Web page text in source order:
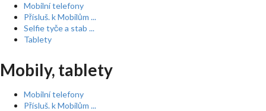
Mobilní telefony
Přísluš. k Mobilům ...
Selfie tyče a stab ...
Tablety
Mobily, tablety
Mobilní telefony
Přísluš. k Mobilům ...